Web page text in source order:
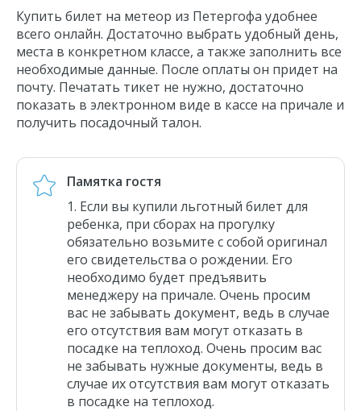
Купить билет на метеор из Петергофа удобнее
всего онлайн. Достаточно выбрать удобный день,
места в конкретном классе, а также заполнить все
необходимые данные. После оплаты он придет на
почту. Печатать тикет не нужно, достаточно
показать в электронном виде в кассе на причале и
получить посадочный талон.
Памятка гостя
Если вы купили льготный билет для
ребенка, при сборах на прогулку
обязательно возьмите с собой оригинал
его свидетельства о рождении. Его
необходимо будет предъявить
менеджеру на причале. Очень просим
вас не забывать документ, ведь в случае
его отсутствия вам могут отказать в
посадке на теплоход. Очень просим вас
не забывать нужные документы, ведь в
случае их отсутствия вам могут отказать
в посадке на теплоход.